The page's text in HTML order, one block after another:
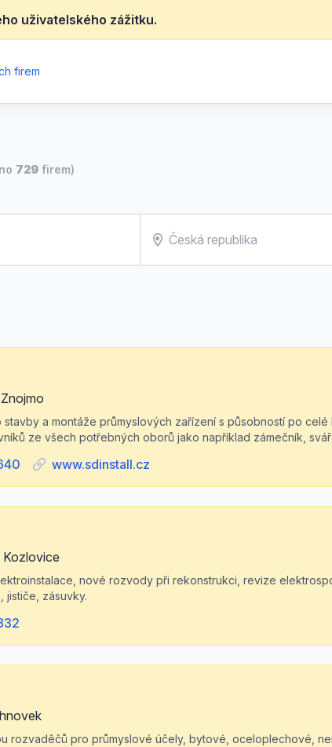
uživatelského zážitku.
firem
729 firem)
stavby a montáže průmyslových zařízení s působností po
ze všech potřebných oborů jako například zámečník,
www.sdinstall.cz
nové rozvody při rekonstrukci, revize
jističe, zásuvky.
rozvaděčů pro průmyslové účely, bytové, oceloplechové,